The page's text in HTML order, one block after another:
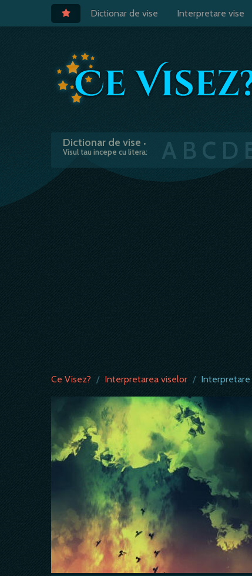
Dictionar de vise Interpretare vise
Dictionar de vise •
Visul tau incepe cu litera:
A B C D
Ce Visez? / Interpretarea viselor /